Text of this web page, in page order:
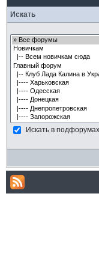
Искать
Искать в